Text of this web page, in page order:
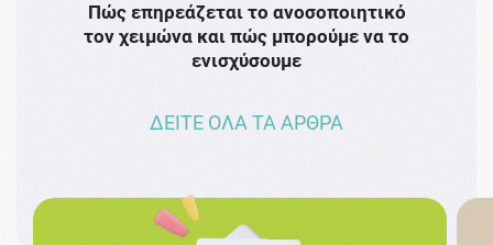
Πώς επηρεάζεται το ανοσοποιητικό
τον χειμώνα και πώς μπορούμε να το
ενισχύσουμε
ΔΕΙΤΕ ΟΛΑ ΤΑ ΑΡΘΡΑ